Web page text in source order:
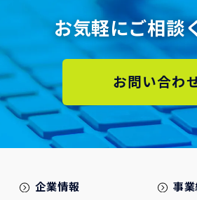
お気軽にご相談
お問い合わ
企業情報 事